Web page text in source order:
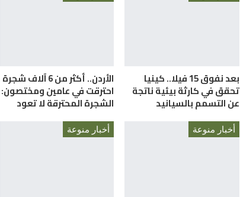
بعد نفوق 15 فيلا.. كينيا
تحقق في كارثة بيئية ناتجة
عن التسمم بالسيانيد
الأردن.. أكثر من 6 آلاف شجرة
احترقت في عامين ومختصون:
الشجرة المحترقة لا تعود
أخبار منوعة أخبار منوعة